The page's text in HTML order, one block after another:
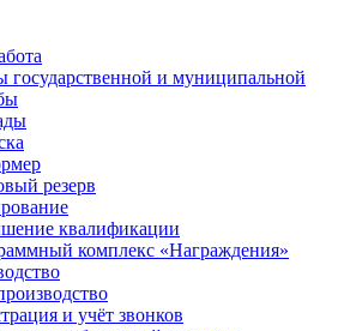
государственной и муниципальной
резерв
квалификации
комплекс «Награждения»
и учёт звонков